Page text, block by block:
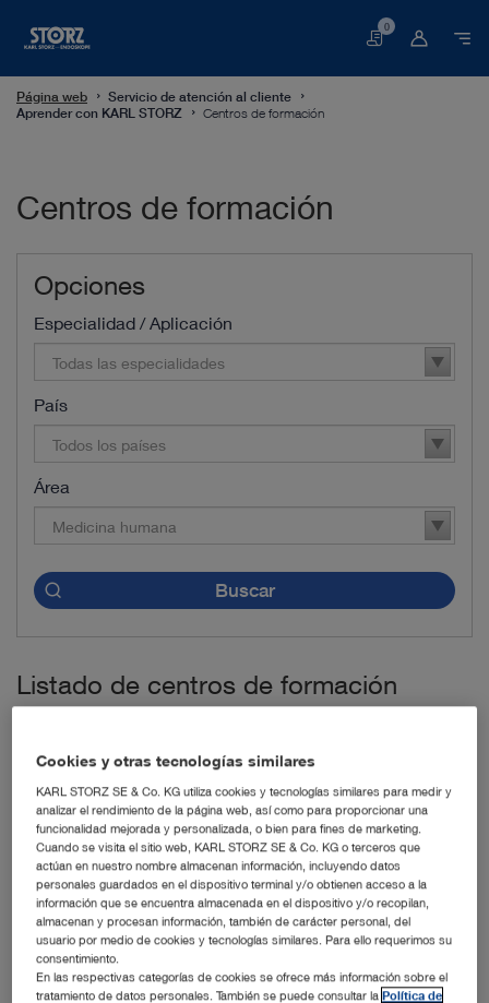
Cesta
0
Página web
Servicio de atención al cliente
Aprender con KARL STORZ
Centros de formación
Centros de formación
Opciones
Especialidad / Aplicación
Todas las especialidades
País
Todos los países
Área
Medicina humana
Buscar
Listado de centros de formación
Minimal invasive Chirugie Universitätsklinikum Tübingen
(MIC Tübingen) -Tübingen, Alemania
Universitätsklinikum Tübingen, Anatomisches Institut -
Tübingen, Alemania
IRCAD Barretos -Dr. Paulo Prata, Barretos, Brasil
IRCAD Rio de Janeiro -Rio de Janeiro, Brasil
Cookies y otras tecnologías similares
KARL STORZ SE & Co. KG utiliza cookies y tecnologías similares para medir y
analizar el rendimiento de la página web, así como para proporcionar una
funcionalidad mejorada y personalizada, o bien para fines de marketing.
Cuando se visita el sitio web, KARL STORZ SE & Co. KG o terceros que
actúan en nuestro nombre almacenan información, incluyendo datos
personales guardados en el dispositivo terminal y/o obtienen acceso a la
información que se encuentra almacenada en el dispositivo y/o recopilan,
almacenan y procesan información, también de carácter personal, del
usuario por medio de cookies y tecnologías similares. Para ello requerimos su
consentimiento.
En las respectivas categorías de cookies se ofrece más información sobre el
tratamiento de datos personales. También se puede consultar laPolítica de